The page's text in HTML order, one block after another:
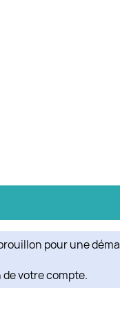
pour une
votre compte.